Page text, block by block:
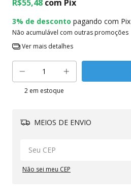
R$55,48 com Pix
3% de desconto pagando com Pix
Não acumulável com outras promoções
Ver mais detalhes
2 em estoque
MEIOS DE ENVIO
Não sei meu CEP